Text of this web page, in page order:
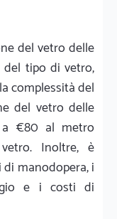
del vetro delle
del tipo di vetro,
complessità del
del vetro delle
€80 al metro
Inoltre, è
manodopera, i
e i costi di